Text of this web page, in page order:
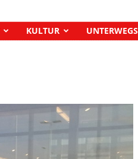
KULTUR UNTERWEGS